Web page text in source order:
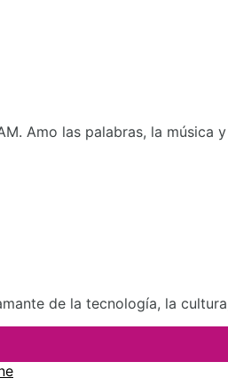
Amo las palabras, la música
de la tecnología, la